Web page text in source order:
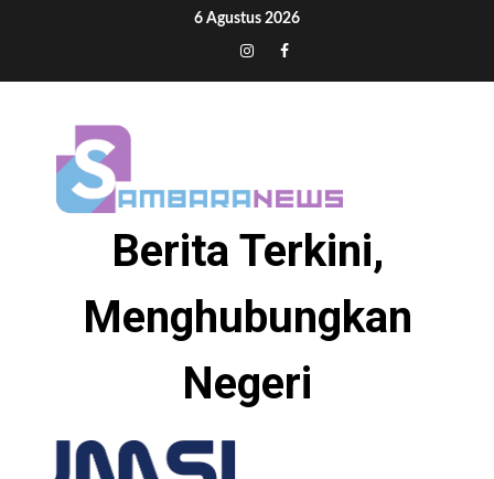
6 Agustus 2026
Tiktok
InstagramFacebook
Berita Terkini,
Menghubungkan
Negeri